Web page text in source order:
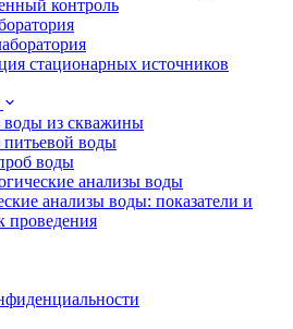
контроль
стационарных источников
воды из скважины
воды
воды
анализы воды
анализы воды: показатели и
проведения